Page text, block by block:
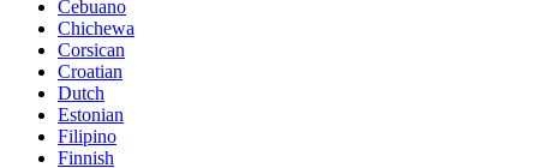
Cebuano
Chichewa
Corsican
Croatian
Dutch
Estonian
Filipino
Finnish